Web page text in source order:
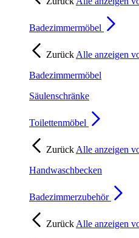
Badezimmermöbel
Zurück Alle anzeigen
Badezimmermöbel
Säulenschränke
Toilettenmöbel
Zurück Alle anzeigen
Handwaschbecken
Badezimmerzubehör
Zurück Alle anzeigen